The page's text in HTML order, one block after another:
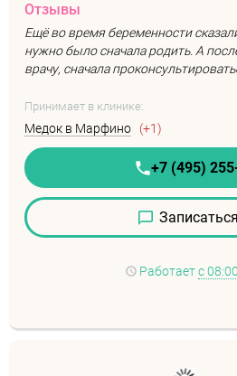
Отзывы
Ещё во время беременности
нужно было сначала родить. А
врачу, сначала
Принимает в клинике:
Медок в Марфино (+1)
+7 (495)
Записаться
Работает с